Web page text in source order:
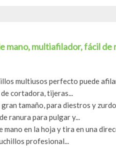
multiafilador, fácil de
multiusos perfecto puede
cortadora, tijeras...
tamaño, para diestros y
ranura para pulgar y...
en la hoja y tira en una
profesional...